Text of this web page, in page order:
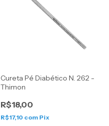
Cureta Pé Diabético N. 262 -
Thimon
R$18,00
R$17,10 com Pix